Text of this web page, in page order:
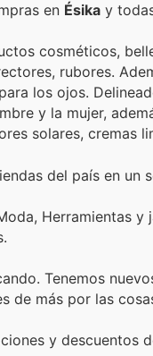
en Ésika y
cosméticos,
rubores.
los ojos.
y la mujer,
solares, cremas
del país en un
Herramientas y
Tenemos
de más por las
y descuentos